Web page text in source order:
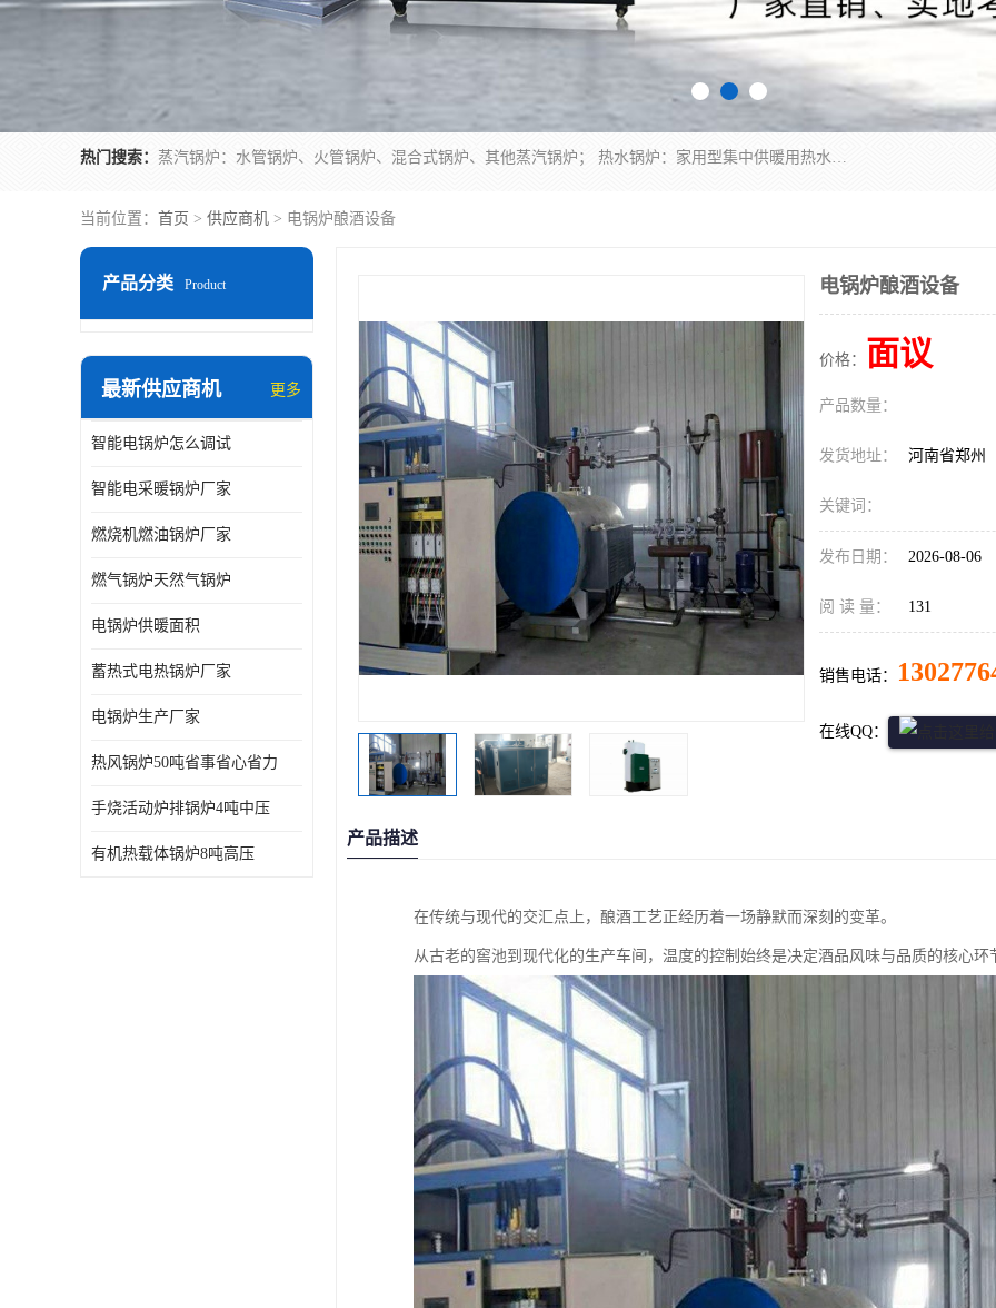
热门搜索： 蒸汽锅炉：水管锅炉、火管锅炉、混合式锅炉、其他蒸汽锅炉； 热水锅炉：家用型集中供暖用热水锅炉、其他热水锅炉； 有机热载体锅炉； 船用蒸汽锅炉； （锅炉用辅助设备及装置）蒸汽冷凝器：表面冷凝器、混合式冷凝器、空冷式冷凝器、其他蒸汽冷凝器； 锅炉用辅助设备：节热器、蒸汽收集器、蓄能器、烟垢清除器、气体回收器、泥渣刮除器、空气预热器、其他锅炉用辅助设备；
当前位置： 首页 > 供应商机 > 电锅炉酿酒设备
产品分类 Product
最新供应商机 更多
智能电锅炉怎么调试
智能电采暖锅炉厂家
燃烧机燃油锅炉厂家
燃气锅炉天然气锅炉
电锅炉供暖面积
蓄热式电热锅炉厂家
电锅炉生产厂家
热风锅炉50吨省事省心省力
手烧活动炉排锅炉4吨中压
有机热载体锅炉8吨高压
电锅炉酿酒设备
价格： 面议
产品数量：
发货地址： 河南省郑州
关键词：
发布日期： 2026-08-06
阅 读 量： 131
销售电话：
在线QQ：
产品描述
在传统与现代的交汇点上，酿酒工艺正经历着一场静默而深刻的变革。
从古老的窖池到现代化的生产车间，温度的控制始终是决定酒品风味与品质的核心环